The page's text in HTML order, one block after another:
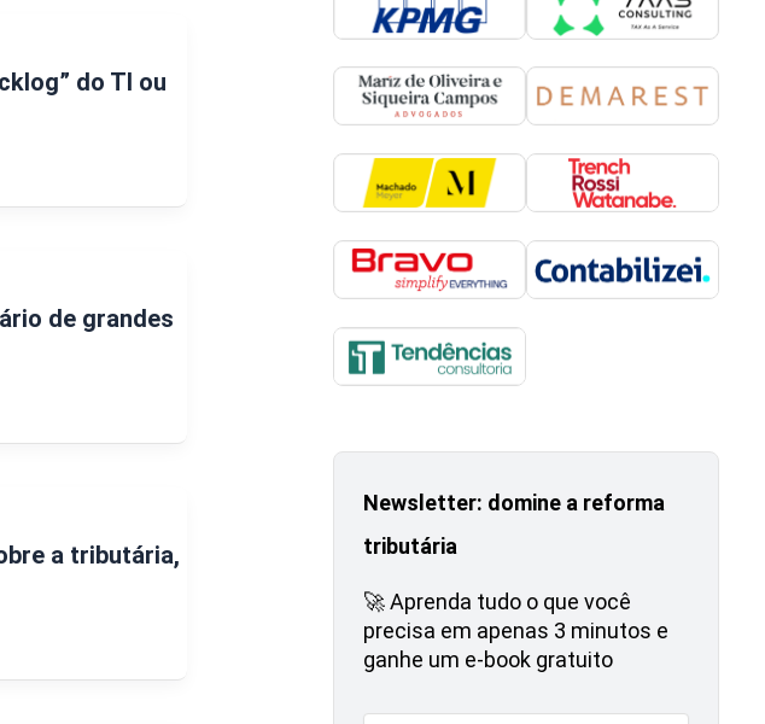
do TI ou
de grandes
a tributária,
Newsletter: domine a reforma
tributária
🚀 Aprenda tudo o que você
precisa em apenas 3 minutos e
ganhe um e-book gratuito